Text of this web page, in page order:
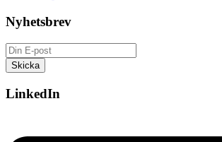
Nyhetsbrev
LinkedIn